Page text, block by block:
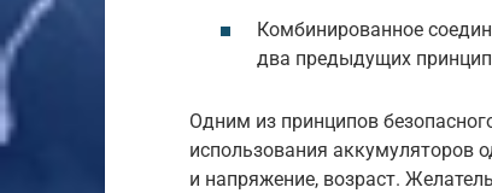
Комбинированное
два предыдущих
Одним из принципов
использования аккумуляторов
и напряжение, возраст.